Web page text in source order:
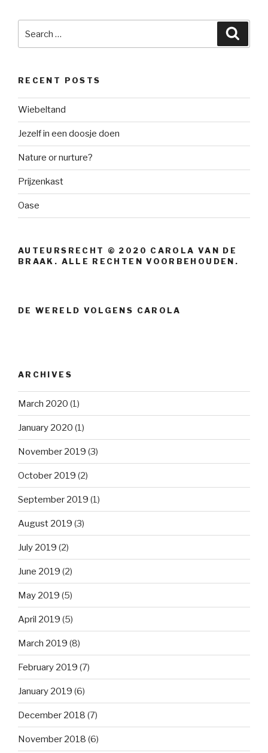
for:
RECENT POSTS
Wiebeltand
Jezelf in een doosje doen
Nature or nurture?
Prijzenkast
Oase
AUTEURSRECHT © 2020 CAROLA VAN DE
BRAAK. ALLE RECHTEN VOORBEHOUDEN.
DE WERELD VOLGENS CAROLA
ARCHIVES
March 2020 (1)
January 2020 (1)
November 2019 (3)
October 2019 (2)
September 2019 (1)
August 2019 (3)
July 2019 (2)
June 2019 (2)
May 2019 (5)
April 2019 (5)
March 2019 (8)
February 2019 (7)
January 2019 (6)
December 2018 (7)
November 2018 (6)